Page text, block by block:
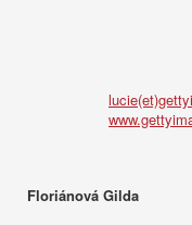
Floriánová Gilda